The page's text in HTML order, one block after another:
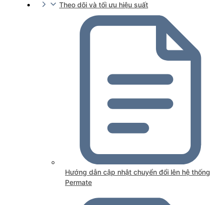
Theo dõi và tối ưu hiệu suất
Hướng dẫn cập nhật chuyển đổi lên hệ thống
Permate